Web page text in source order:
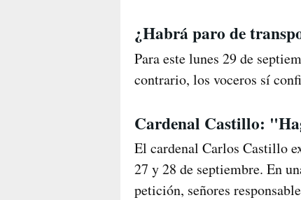
¿Habrá paro de
Para este lunes 29 de
contrario, los voceros sí
Cardenal Castillo:
El cardenal Carlos Castillo
27 y 28 de septiembre. En
petición, señores